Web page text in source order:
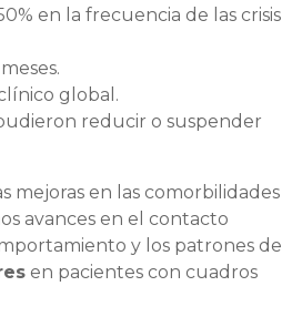
en la frecuencia de las crisis
global.
reducir o suspender
mejoras en las comorbilidades
avances en el contacto
y los patrones de
en pacientes con cuadros